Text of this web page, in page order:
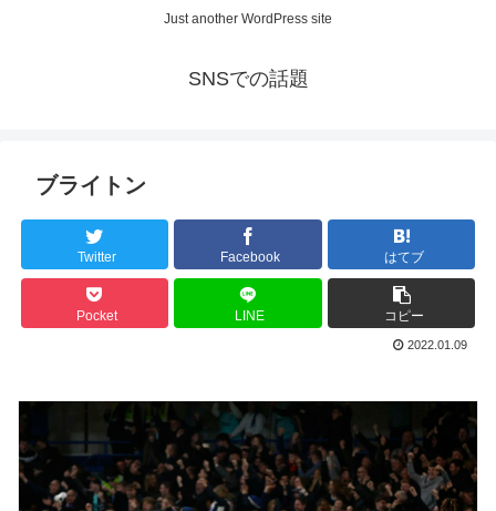
Just another WordPress site
SNSでの話題
ブライトン
Twitter Facebook はてブ
Pocket LINE コピー
2022.01.09